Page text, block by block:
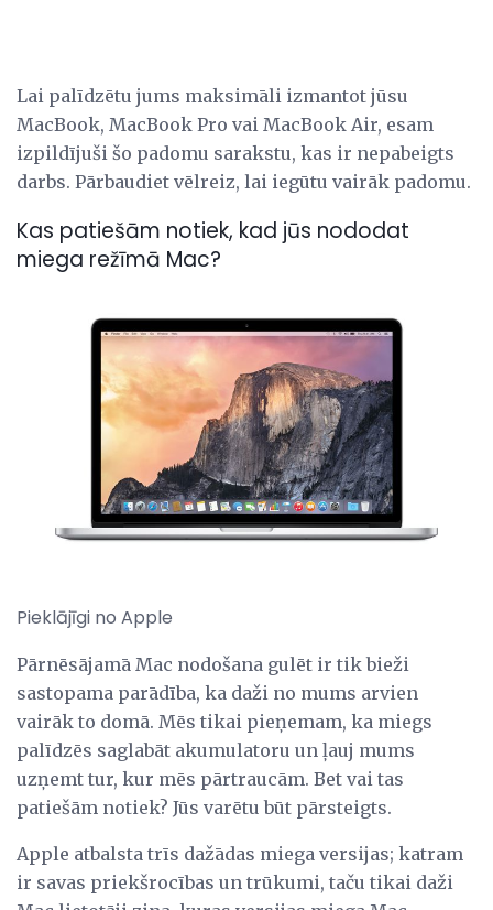
Lai palīdzētu jums maksimāli izmantot jūsu
MacBook, MacBook Pro vai MacBook Air, esam
izpildījuši šo padomu sarakstu, kas ir nepabeigts
darbs. Pārbaudiet vēlreiz, lai iegūtu vairāk padomu.
Kas patiešām notiek, kad jūs nododat
miega režīmā Mac?
Pieklājīgi no Apple
Pārnēsājamā Mac nodošana gulēt ir tik bieži
sastopama parādība, ka daži no mums arvien
vairāk to domā. Mēs tikai pieņemam, ka miegs
palīdzēs saglabāt akumulatoru un ļauj mums
uzņemt tur, kur mēs pārtraucām. Bet vai tas
patiešām notiek? Jūs varētu būt pārsteigts.
Apple atbalsta trīs dažādas miega versijas; katram
ir savas priekšrocības un trūkumi, taču tikai daži